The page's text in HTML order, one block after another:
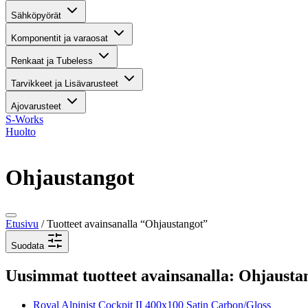
Sähköpyörät
Komponentit ja varaosat
Renkaat ja Tubeless
Tarvikkeet ja Lisävarusteet
Ajovarusteet
S-Works
Huolto
Ohjaustangot
Etusivu / Tuotteet avainsanalla “Ohjaustangot”
Suodata
Uusimmat tuotteet avainsanalla:
Roval Alpinist Cockpit II 400x100 Satin Carbon/Gloss